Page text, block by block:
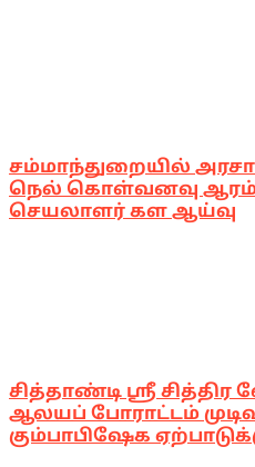
சம்மாந்துறையில்
நெல் கொள்வனவு
செயலாளர் கள ஆய்வு
சித்தாண்டி ஸ்ரீ சித்திர
ஆலயப் போராட்டம்
கும்பாபிஷேக